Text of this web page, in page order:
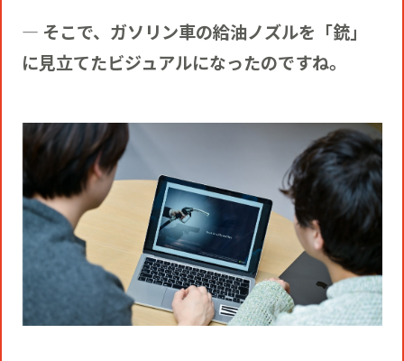
― そこで、ガソリン車の給油ノズルを「銃」
に見立てたビジュアルになったのですね。